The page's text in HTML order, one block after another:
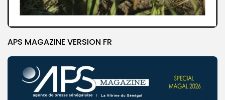
APS MAGAZINE VERSION FR